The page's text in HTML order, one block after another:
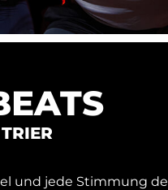
und jede Stimmung